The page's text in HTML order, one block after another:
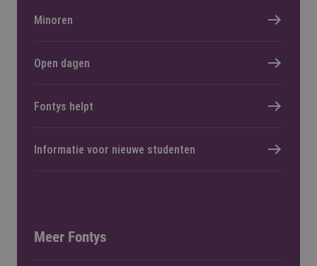
Minoren
Open dagen
Fontys helpt
Informatie voor nieuwe studenten
Meer Fontys